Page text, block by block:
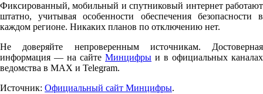
Фиксированный, мобильный и спутниковый интернет работают
штатно, учитывая особенности обеспечения безопасности в
каждом регионе. Никаких планов по отключению нет.
Не доверяйте непроверенным источникам. Достоверная
информация — на сайте Минцифры и в официальных каналах
ведомства в MAX и Telegram.
Источник: Официальный сайт Минцифры.